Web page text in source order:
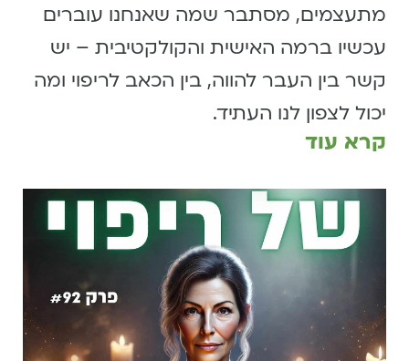
מתעצמים, מסתבר שמה שאנחנו עוברים
עכשיו ברמה האישית והקולקטיבית – יש
קשר בין העבר להווה, בין הכאב לריפוי ומה
יכול לצפון לנו העתיד.
קרא עוד